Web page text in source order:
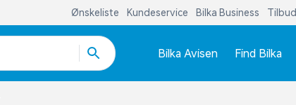
Ønskeliste Kundeservice Bilka Business Tilbud
Bilka Avisen Find Bilka